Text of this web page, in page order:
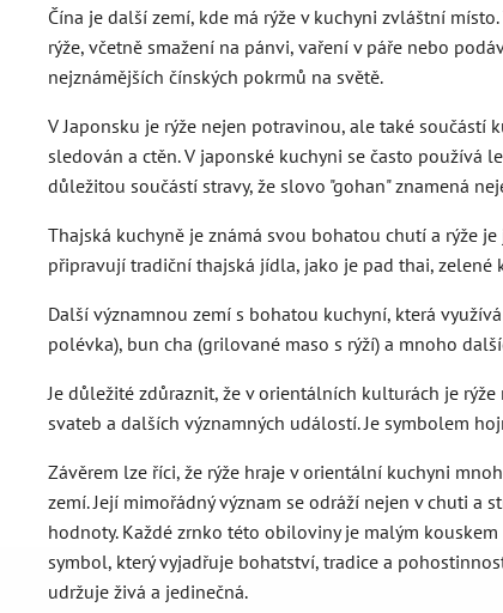
Čína je další zemí, kde má rýže v kuchyni zvláštní
rýže, včetně smažení na pánvi, vaření v páře nebo
nejznámějších čínských pokrmů na světě.
V Japonsku je rýže nejen potravinou, ale také součástí
sledován a ctěn. V japonské kuchyni se často používá
důležitou součástí stravy, že slovo "gohan" znamená
Thajská kuchyně je známá svou bohatou chutí a rýže
připravují tradiční thajská jídla, jako je pad thai,
Další významnou zemí s bohatou kuchyní, která
polévka), bun cha (grilované maso s rýží) a mnoho
Je důležité zdůraznit, že v orientálních kulturách je
svateb a dalších významných událostí. Je symbolem
Závěrem lze říci, že rýže hraje v orientální kuchyni
zemí. Její mimořádný význam se odráží nejen v chuti
hodnoty. Každé zrnko této obiloviny je malým
symbol, který vyjadřuje bohatství, tradice a
udržuje živá a jedinečná.